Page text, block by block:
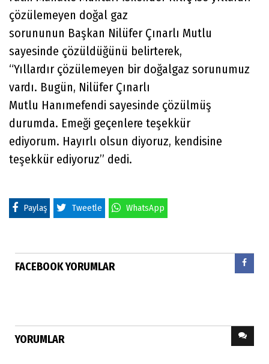
çözülemeyen doğal gaz
sorununun Başkan Nilüfer Çınarlı Mutlu
sayesinde çözüldüğünü belirterek,
“Yıllardır çözülemeyen bir doğalgaz sorunumuz
vardı. Bugün, Nilüfer Çınarlı
Mutlu Hanımefendi sayesinde çözülmüş
durumda. Emeği geçenlere teşekkür
ediyorum. Hayırlı olsun diyoruz, kendisine
teşekkür ediyoruz” dedi.
Paylaş Tweetle WhatsApp
FACEBOOK YORUMLAR
YORUMLAR